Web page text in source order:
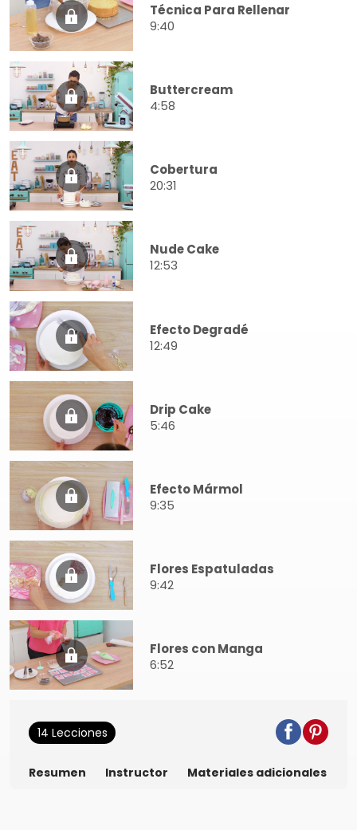
Técnica Para Rellenar
9:40
Buttercream
4:58
Cobertura
20:31
Nude Cake
12:53
Efecto Degradé
12:49
Drip Cake
5:46
Efecto Mármol
9:35
Flores Espatuladas
9:42
Flores con Manga
6:52
14 Lecciones
Resumen Instructor Materiales adicionales